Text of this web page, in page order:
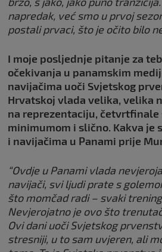
napredak, već smo u prvoj
postali prvaci, što je očito bilo
I moje posljednje pitanje za
očekivanja u panamskim
navijačima uoči Svjetskog
Hrvatskoj vlada velika, velika
na reprezentaciju, četvrtfinale
minimumom i slično. Kakva je
i navijačima u Panami prije
“Ovdje u Panami vlada
navijači, svi ljudi prate s
što momčad radi – svaki
Nevjerojatno je ovo što
Ovi dani uoči Svjetskog
stresniji, u to sam uvjeren, ali